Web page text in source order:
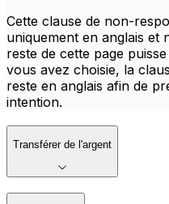
Cette clause de non-
uniquement en anglais et
reste de cette page
vous avez choisie, la
reste en anglais afin de
intention.
Transférer de l'argent